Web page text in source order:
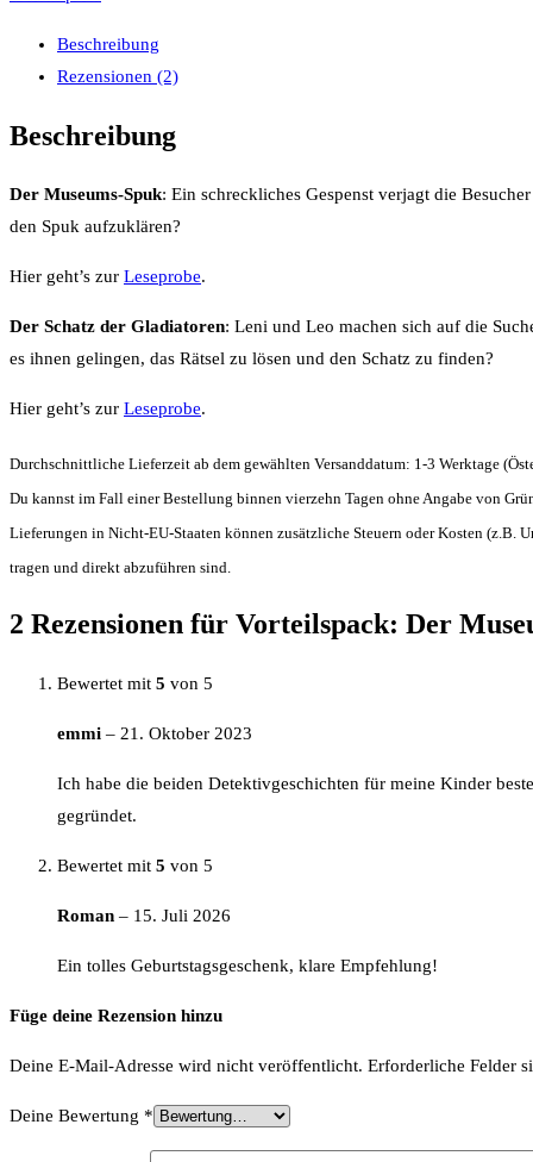
Beschreibung
Rezensionen (2)
Beschreibung
Der Museums-Spuk: Ein schreckliches Gespenst verjagt die
den Spuk aufzuklären?
Hier geht’s zur Leseprobe.
Der Schatz der Gladiatoren: Leni und Leo machen sich auf die
es ihnen gelingen, das Rätsel zu lösen und den Schatz zu finden?
Hier geht’s zur Leseprobe.
Durchschnittliche Lieferzeit ab dem gewählten Versanddatum: 1-3 Werktage
Du kannst im Fall einer Bestellung binnen vierzehn Tagen ohne Angabe von
Lieferungen in Nicht-EU-Staaten können zusätzliche Steuern oder Kosten (z.B.
tragen und direkt abzuführen sind.
2 Rezensionen für Vorteilspack: Der
Bewertet mit 5 von 5
emmi – 21. Oktober 2023
Ich habe die beiden Detektivgeschichten für meine Kinder
gegründet.
Bewertet mit 5 von 5
Roman – 15. Juli 2026
Ein tolles Geburtstagsgeschenk, klare Empfehlung!
Füge deine Rezension hinzu
Deine E-Mail-Adresse wird nicht veröffentlicht. Erforderliche Felder
Deine Bewertung *